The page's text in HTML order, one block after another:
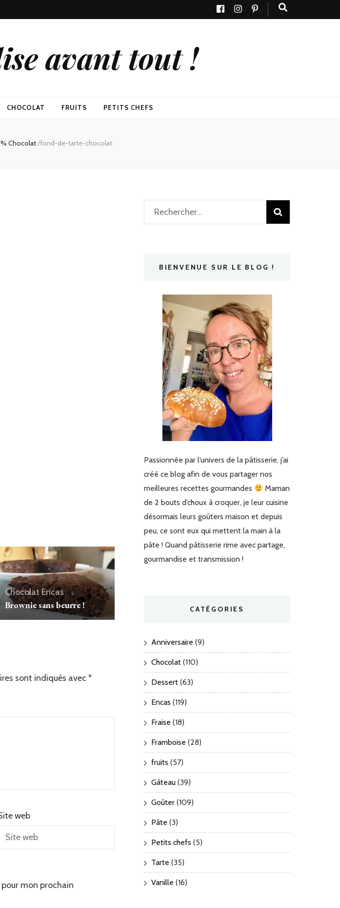
avant tout !
CHOCOLAT FRUITS PETITS CHEFS
Chocolat/fond-de-tarte-chocolat
ChocolatEncas
Brownie sans beurre !
sont indiqués avec *
web
mon prochain
Rechercher :
BIENVENUE SUR LE BLOG !
Passionnée par l’univers de la pâtisserie, j’ai
créé ce blog afin de vous partager nos
meilleures recettes gourmandes
Maman
de 2 bouts d’choux à croquer, je leur cuisine
désormais leurs goûters maison et depuis
peu, ce sont eux qui mettent la main à la
pâte ! Quand pâtisserie rime avec partage,
gourmandise et transmission !
CATÉGORIES
Anniversaire (9)
Chocolat (110)
Dessert (63)
Encas (119)
Fraise (18)
Framboise (28)
fruits (57)
Gâteau (39)
Goûter (109)
Pâte (3)
Petits chefs (5)
Tarte (35)
Vanille (16)